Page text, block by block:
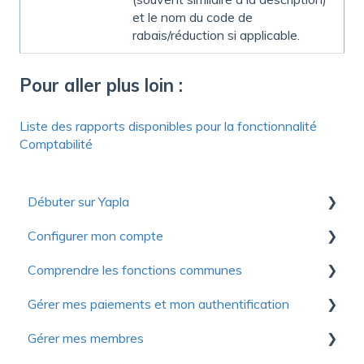
et le nom du code de
rabais/réduction si applicable.
Pour aller plus loin :
Liste des rapports disponibles pour la fonctionnalité
Comptabilité
Débuter sur Yapla
Collection de ressources utiles pour découvrir
Configurer mon compte
Premiers pas
Compte
Facturation
Comprendre les fonctions communes
Communications
Formulaires
Gérer mes paiements et mon authentification
Authentification
Gérer mes membres